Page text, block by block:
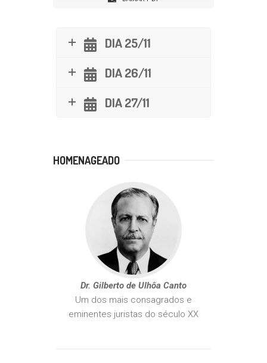
DIA 25/11
DIA 26/11
DIA 27/11
HOMENAGEADO
Dr. Gilberto de Ulhôa Canto
Um dos mais consagrados e
eminentes juristas do século XX